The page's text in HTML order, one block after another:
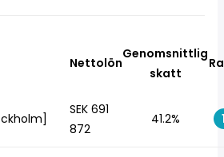
Nettolön
Genomsnittlig
skatt
SEK 691
872
41.2%